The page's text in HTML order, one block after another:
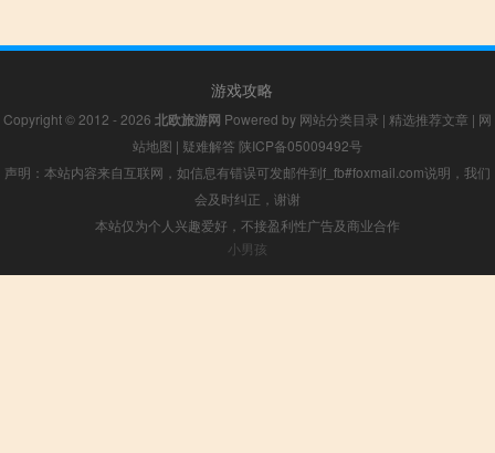
游戏攻略
Copyright © 2012 - 2026 北欧旅游网 Powered by 网站分类目录 | 精选推荐文章 | 网
站地图 | 疑难解答 陕ICP备05009492号
声明：本站内容来自互联网，如信息有错误可发邮件到f_fb#foxmail.com说明，我们
会及时纠正，谢谢
本站仅为个人兴趣爱好，不接盈利性广告及商业合作
小男孩